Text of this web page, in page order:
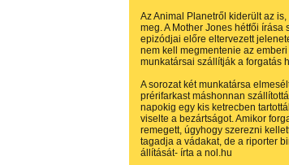
Az Animal Planetről kiderült az
meg. A Mother Jones hétfői írása
epizódjai előre eltervezett
nem kell megmentenie az
munkatársai szállítják a forgatás
A sorozat két munkatársa
prérifarkast máshonnan
napokig egy kis ketrecben
viselte a bezártságot. Amikor
remegett, úgyhogy szerezni
tagadja a vádakat, de a riporter
állítását- írta a nol.hu